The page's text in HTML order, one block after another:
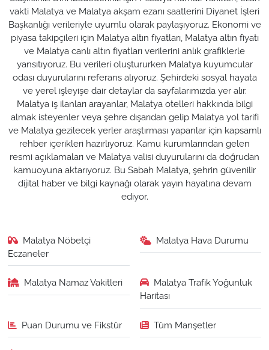
vakti Malatya ve Malatya akşam ezanı saatlerini Diyanet İşleri
Başkanlığı verileriyle uyumlu olarak paylaşıyoruz. Ekonomi ve
piyasa takipçileri için Malatya altın fiyatları, Malatya altın fiyatı
ve Malatya canlı altın fiyatları verilerini anlık grafiklerle
yansıtıyoruz. Bu verileri oluştururken Malatya kuyumcular
odası duyurularını referans alıyoruz. Şehirdeki sosyal hayata
ve yerel işleyişe dair detaylar da sayfalarımızda yer alır.
Malatya iş ilanları arayanlar, Malatya otelleri hakkında bilgi
almak isteyenler veya şehre dışarıdan gelip Malatya yol tarifi
ve Malatya gezilecek yerler araştırması yapanlar için kapsamlı
rehber içerikleri hazırlıyoruz. Kamu kurumlarından gelen
resmi açıklamaları ve Malatya valisi duyurularını da doğrudan
kamuoyuna aktarıyoruz. Bu Sabah Malatya, şehrin güvenilir
dijital haber ve bilgi kaynağı olarak yayın hayatına devam
ediyor.
Malatya Nöbetçi
Eczaneler
Malatya Hava Durumu
Malatya Namaz Vakitleri
Malatya Trafik Yoğunluk
Haritası
Puan Durumu ve Fikstür Tüm Manşetler